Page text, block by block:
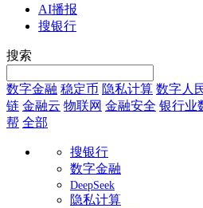
AI播报
搜银行
搜索
数字金融 稳定币 隐私计算 数字人
链 金融云 物联网 金融安全 银行业
帮 全部
搜银行
数字金融
DeepSeek
隐私计算